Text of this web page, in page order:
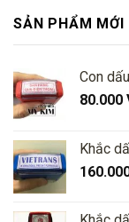
SẢN PHẨM MỚI
Con
80.000
Khắc